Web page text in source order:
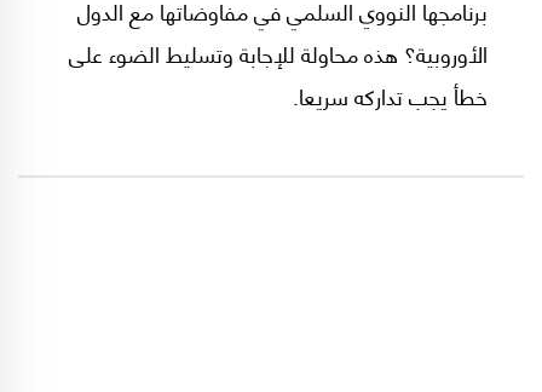
برنامجها النووي السلمي في مفاوضاتها مع الدول
الأوروبية؟ هذه محاولة للإجابة وتسليط الضوء على
خطأ يجب تداركه سريعا.